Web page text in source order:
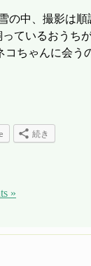
の中、撮影は順
ているおうち
ちゃんに会う
続き
»